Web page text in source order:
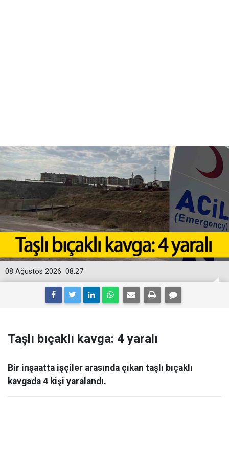
08:27
08 Ağustos 2026
Taşlı bıçaklı kavga: 4 yaralı
Bir inşaatta işçiler arasında çıkan taşlı bıçaklı
kavgada 4 kişi yaralandı.